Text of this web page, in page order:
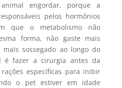
engordar, porque a
pelos hormônios
que o metabolismo não
forma, não gaste mais
sossegado ao longo do
é fazer a cirurgia antes da
específicas para inibir
o pet estiver em idade